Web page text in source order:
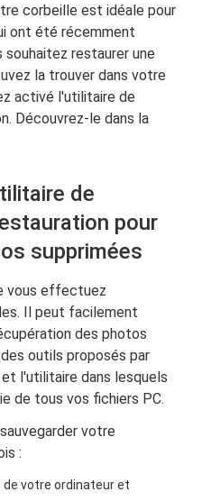
corbeille est idéale pour
ont été récemment
restaurer une
la trouver dans votre
activé l'utilitaire de
Découvrez-le dans la
de
pour
supprimées
vous effectuez
Il peut facilement
des photos
outils proposés par
l'utilitaire dans lesquels
de tous vos fichiers PC.
votre
:
votre ordinateur et